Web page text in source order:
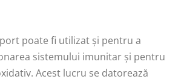
poate fi utilizat și pentru a
sistemului imunitar și pentru
Acest lucru se datorează